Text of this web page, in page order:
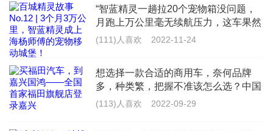
一般发生这种问题的解决方法都是，更换膨胀阀，然后
打压，然后抽真空，然后换装冷媒。
景区旅
“智蓝精灵一趟拉20个宠物箱没问题，
月跑上万公里毫无续航压力，这车果然
是&lsquo;能跑能装&rsquo;的VAN界天
(111)人喜欢 2022-11-24
想选择一款合适的商用车，奈何品牌
多，种类繁，把握不准该怎么选？中国
商用车领军品牌福田汽车给你最佳答
(113)人喜欢 2022-09-29